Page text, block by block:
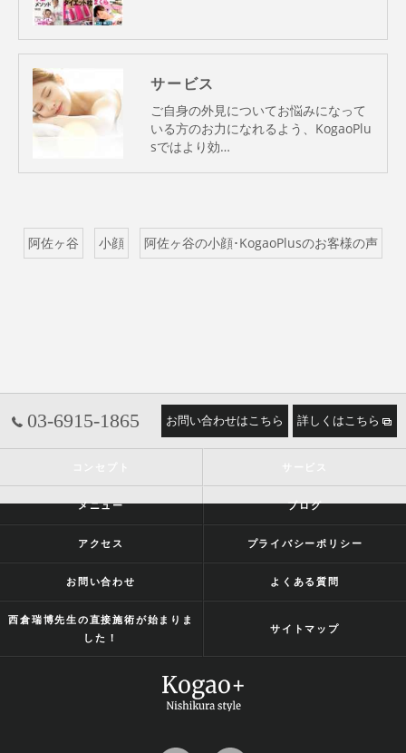
サービス
ご自身の外見についてお悩みになって
いる方のお力になれるよう、KogaoPlu
sではより効…
阿佐ヶ谷 小顔 阿佐ヶ谷の小顔･KogaoPlusのお客様の声
03-6915-1865 お問い合わせはこちら 詳しくはこちら
メニュー ブログ
アクセス プライバシーポリシー
お問い合わせ よくある質問
西倉瑞博先生の直接施術が始まりま
した！
サイトマップ